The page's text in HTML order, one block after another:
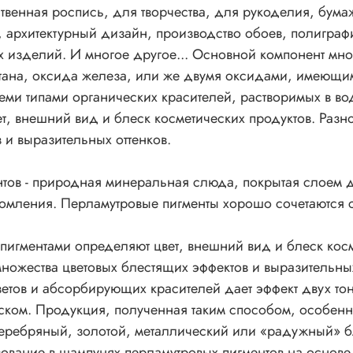
интерьера, художественная ковка, художественная
для творчества, для рукоделия, бумажная
мототюнинг, велотюнинг, производство пластмасс,
композиции, архитектурный дизайн, производство обоев,
полиграфическая промышленность, лакокрасочная
промышленность, окрашивание резинотехнических
И многое другое... Основной компонент многих
пигментов - природная минеральная слюда, покрытая
имеющими различные показатели преломления.
Перламутровые пигменты хорошо сочетаются со всеми
Перламутровые пигменты в сочетании с обычными
определяют цвет, внешний вид и блеск косметических
продуктов. Разнообразие перламутровых пигментов
способствует созданию множества цветовых блестящих
эффектов и выразительных оттенков.
Описание:
роспись, для творчества, для рукоделия,
дизайн, производство обоев,
И многое другое... Основной компонент
оксида железа, или же двумя оксидами,
типами органических красителей, растворимых в
вид и блеск косметических продуктов.
выразительных оттенков.
- природная минеральная слюда, покрытая
Перламутровые пигменты хорошо сочетаются
определяют цвет, внешний вид и блеск
цветовых блестящих эффектов и
и абсорбирующих красителей дает эффект двух
Продукция, полученная таким способом,
золотой, металлический или «радужный»